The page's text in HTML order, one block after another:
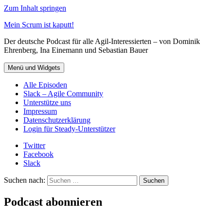
Zum Inhalt springen
Mein Scrum ist kaputt!
Der deutsche Podcast für alle Agil-Interessierten – von Dominik
Ehrenberg, Ina Einemann und Sebastian Bauer
Menü und Widgets
Alle Episoden
Slack – Agile Community
Unterstütze uns
Impressum
Datenschutzerklärung
Login für Steady-Unterstützer
Twitter
Facebook
Slack
Suchen nach:
Podcast abonnieren